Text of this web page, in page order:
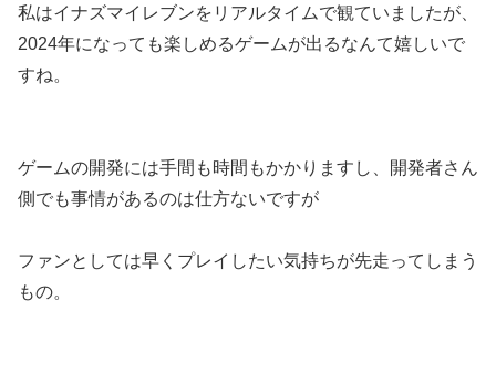
私はイナズマイレブンをリアルタイムで観ていましたが、
2024年になっても楽しめるゲームが出るなんて嬉しいで
すね。
ゲームの開発には手間も時間もかかりますし、開発者さん
側でも事情があるのは仕方ないですが
ファンとしては早くプレイしたい気持ちが先走ってしまう
もの。